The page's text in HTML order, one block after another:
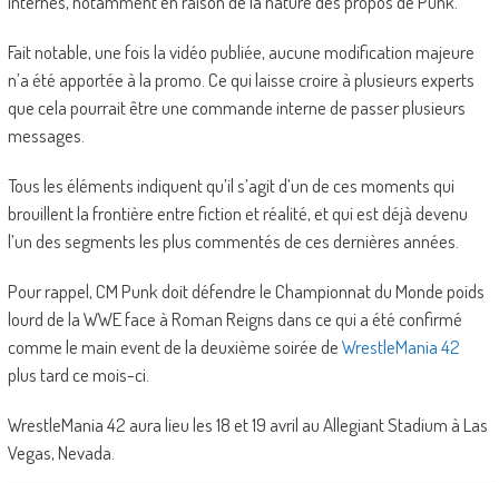
Fait notable, une fois la vidéo publiée, aucune modification majeure
n’a été apportée à la promo. Ce qui laisse croire à plusieurs experts
que cela pourrait être une commande interne de passer plusieurs
messages.
Tous les éléments indiquent qu’il s’agit d’un de ces moments qui
brouillent la frontière entre fiction et réalité, et qui est déjà devenu
l’un des segments les plus commentés de ces dernières années.
Pour rappel, CM Punk doit défendre le Championnat du Monde poids
lourd de la WWE face à Roman Reigns dans ce qui a été confirmé
comme le main event de la deuxième soirée deWrestleMania 42
plus tard ce mois-ci.
WrestleMania 42 aura lieu les 18 et 19 avril au Allegiant Stadium à Las
Vegas, Nevada.